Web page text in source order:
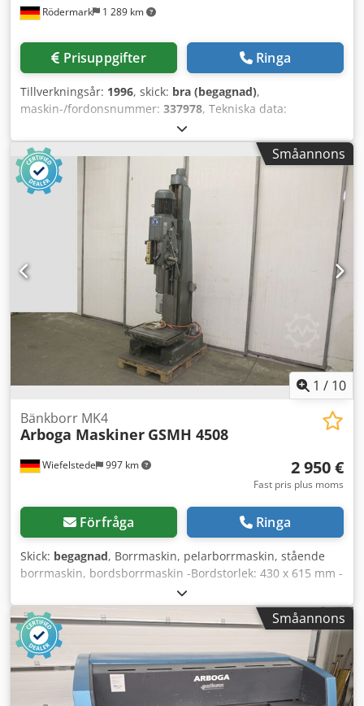
Rödermark 1 289 km
Prisuppgifter Ringa
Tillverkningsår: 1996, skick: bra (begagnad),
maskin-/fordonsnummer: 337978, Tekniska data:
Dcjdpfefmh R Ujx Ap Ejk - Borrkapacitet i stål ST 60: 25 mm
- Borrspindelupptagning: MK 3 - 8 borrspindelvarvtal: 100 -
2700 varv/min - Borrspindelspindellyft: 130 mm - 4
matningar: 0,1 - 0,3 mm/varv - Arbetsradie: 270 mm -
Pelardiameter: 115 mm - Borenhet + bord höjdjusterbara -
Med handvev via kugghjul - Bordstorlek: 350 mm - Drift:
400 V / 0,8 / 1,1 kW - Utrymmesbehov: ca B 800 x H 1850 x
D 900 mm - Vikt: ca 250 kg
Småannons
1 / 10
Wiefelstede 997 km
Bänkborr MK4
Arboga Maskiner GSMH 4508
2 950 €
Fast pris plus moms
Förfråga Ringa
Skick: begagnad, Borrmaskin, pelarborrmaskin, stående
borrmaskin, bordsborrmaskin -Bordstorlek: 430 x 615 mm -
Spindelupptagning: MK4 -Avstånd mellan spindel och
pelare: 365 mm -Varvtal: 63-800 varv/min -Spindelslag: 195
mm -Växellåda -Matning: 0,1-0,4 mm/varv Dcjdpfxjdyb Hts
Ap Eek -Vattenskyld -Mått: 730/1040/H2640 mm -Vikt: 1026
kg
Småannons